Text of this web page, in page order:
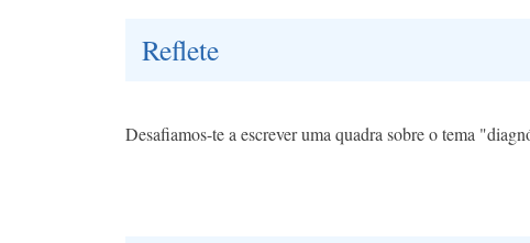
Reflete
Desafiamos-te a escrever uma quadra sobre o tema